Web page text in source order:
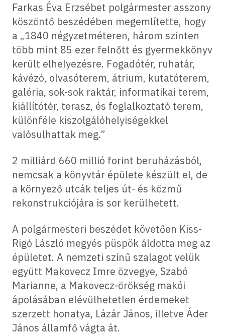
Farkas Éva Erzsébet polgármester asszony
köszöntő beszédében megemlítette, hogy
a „1840 négyzetméteren, három szinten
több mint 85 ezer felnőtt és gyermekkönyv
került elhelyezésre. Fogadótér, ruhatár,
kávézó, olvasóterem, átrium, kutatóterem,
galéria, sok-sok raktár, informatikai terem,
kiállítótér, terasz, és foglalkoztató terem,
különféle kiszolgálóhelyiségekkel
valósulhattak meg.”
2 milliárd 660 millió forint beruházásból,
nemcsak a könyvtár épülete készült el, de
a környező utcák teljes út- és közmű
rekonstrukciójára is sor kerülhetett.
A polgármesteri beszédet követően Kiss-
Rigó László megyés püspök áldotta meg az
épületet. A nemzeti színű szalagot velük
együtt Makovecz Imre özvegye, Szabó
Marianne, a Makovecz-örökség makói
ápolásában elévülhetetlen érdemeket
szerzett honatya, Lázár János, illetve Áder
János államfő vágta át.